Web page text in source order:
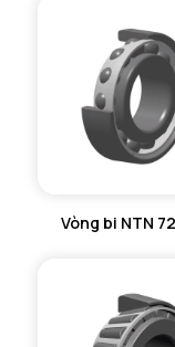
Vòng bi NTN